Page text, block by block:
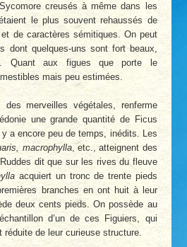
creusés à même dans les
le plus souvent rehaussés de
de caractères sémitiques. On peut
dont quelques-uns sont fort beaux,
Quant aux figues que porte le
mais peu estimées.
des merveilles végétales, renferme
une grande quantité de Ficus
a encore peu de temps, inédits. Les
macrophylla, etc., atteignent des
dit que sur les rives du fleuve
acquiert un tronc de trente pieds
branches en ont huit à leur
deux cents pieds. On possède au
d’un de ces Figuiers, qui
réduite de leur curieuse structure.